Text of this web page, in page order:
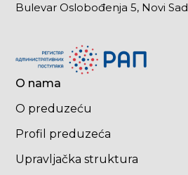
Bulevar Oslobođenja 5, Novi Sad
O nama
O preduzeću
Profil preduzeća
Upravljačka struktura